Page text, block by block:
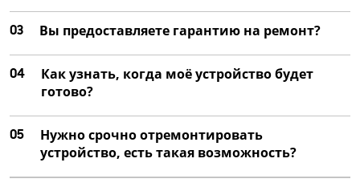
03 Вы предоставляете гарантию на ремонт?
04
Как узнать, когда моё устройство будет
готово?
05
Нужно срочно отремонтировать
устройство, есть такая возможность?